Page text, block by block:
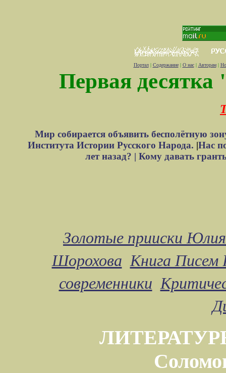
Портал| Содержание| О нас| Авторам|
Первая десятка
Мир собирается объявить бесполётную
Института Истории Русского Народа. |Нас
лет назад? | Кому давать
Золотые прииски
Шорохова Книга Писем
современники